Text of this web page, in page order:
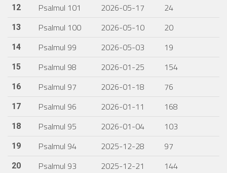
12 Psalmul 101 2026-05-17 24
13 Psalmul 100 2026-05-10 20
14 Psalmul 99 2026-05-03 19
15 Psalmul 98 2026-01-25 154
16 Psalmul 97 2026-01-18 76
17 Psalmul 96 2026-01-11 168
18 Psalmul 95 2026-01-04 103
19 Psalmul 94 2025-12-28 97
20 Psalmul 93 2025-12-21 144